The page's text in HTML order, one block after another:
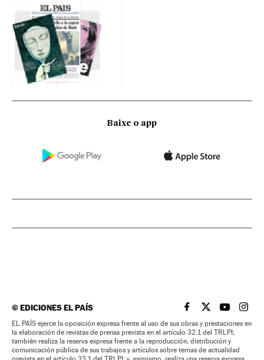
Baixe o app
©EDICIONES EL PAÍS EL PAÍS BRASIL EN
EL PAÍSEL PAÍS
EL
EL PAÍS ejerce la oposición expresa frente al uso de sus obras y prestaciones en
la elaboración de revistas de prensa prevista en el artículo 32.1 del TRLPI;
también realiza la reserva expresa frente a la reproducción, distribución y
comunicación pública de sus trabajos y artículos sobre temas de actualidad